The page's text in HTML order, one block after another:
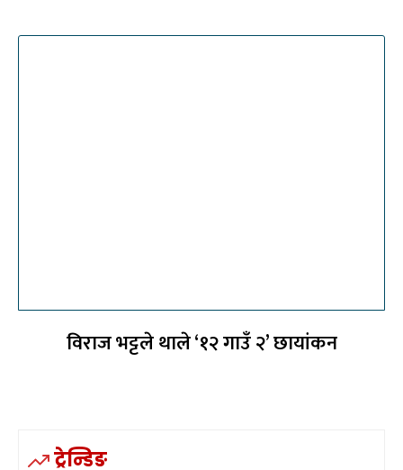
विराज भट्टले थाले ‘१२ गाउँ २’ छायांकन
ट्रेन्डिङ